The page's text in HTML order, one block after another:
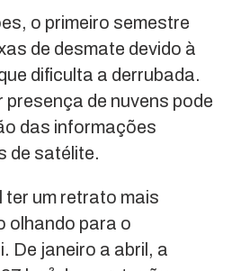
o primeiro semestre
de desmate devido à
dificulta a derrubada.
presença de nuvens pode
das informações
de satélite.
ter um retrato mais
olhando para o
De janeiro a abril, a